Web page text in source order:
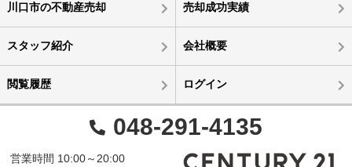
川口市の不動産売却 売却成功実績
スタッフ紹介 会社概要
閲覧履歴 ログイン
048-291-4135
営業時間 10:00～20:00